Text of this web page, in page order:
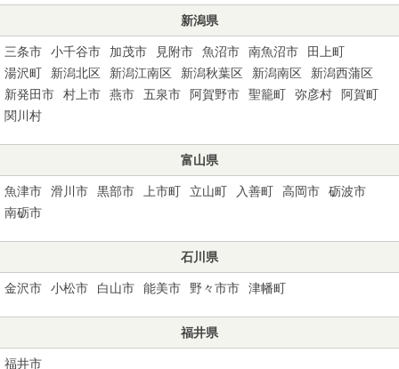
新潟県
三条市 小千谷市 加茂市 見附市 魚沼市 南魚沼市
田上町
湯沢町
新潟北区 新潟江南区 新潟秋葉区 新潟南区
新潟西蒲区
新発田市
村上市 燕市 五泉市 阿賀野市 聖籠町 弥彦村
阿賀町
関川村
富山県
魚津市 滑川市 黒部市 上市町 立山町 入善町 高岡市
砺波市
南砺市
石川県
金沢市 小松市 白山市 能美市 野々市市 津幡町
福井県
福井市